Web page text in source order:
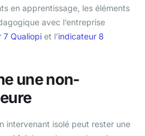
en apprentissage, les éléments
avec l’entreprise
7 Qualiopi et l’indicateur 8
une non-
intervenant isolé peut rester une